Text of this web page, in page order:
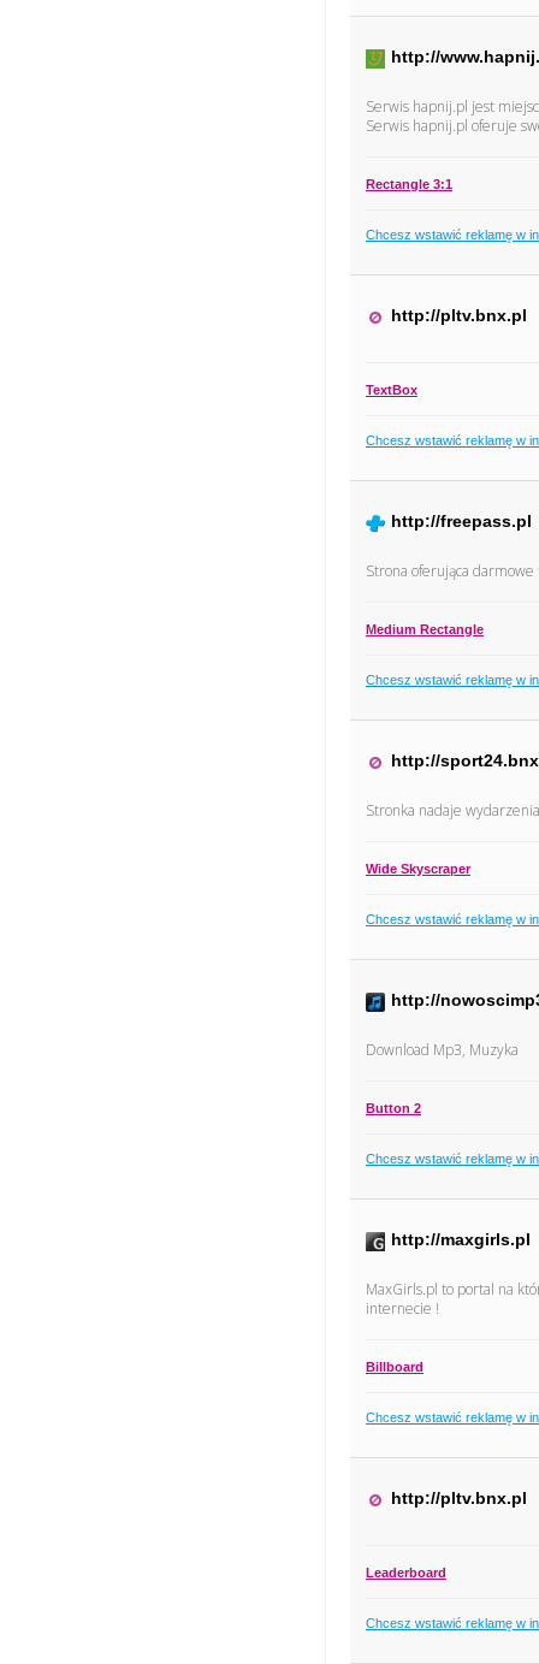
http://
Serwis hapnij.pl jest
Serwis hapnij.pl oferuje
Rectangle 3:1
Chcesz wstawić reklamę w
http://pltv.bnx.pl
TextBox
Chcesz wstawić reklamę w
http://freepass.pl
Strona oferująca
Medium Rectangle
Chcesz wstawić reklamę w
http://
Stronka nadaje
Wide Skyscraper
Chcesz wstawić reklamę w
http://
Download Mp3, Muzyka
Button 2
Chcesz wstawić reklamę w
http://maxgirls.pl
MaxGirls.pl to portal na
internecie !
Billboard
Chcesz wstawić reklamę w
http://pltv.bnx.pl
Leaderboard
Chcesz wstawić reklamę w